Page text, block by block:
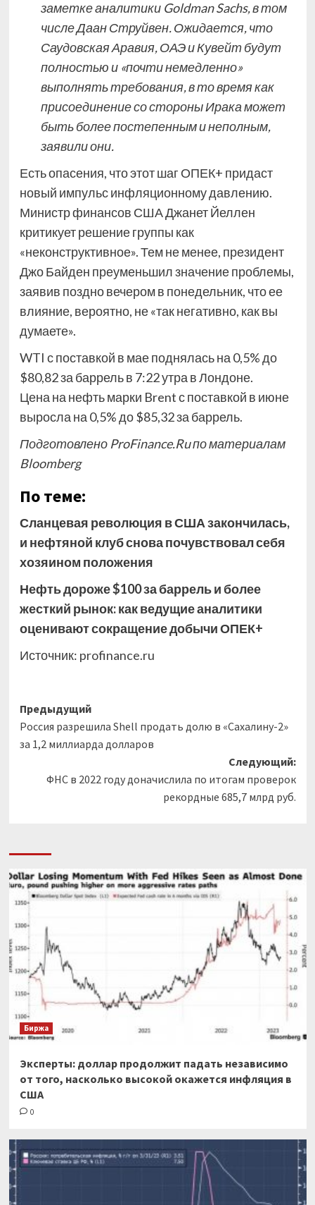
заметке аналитики Goldman Sachs, в том
числе Даан Струйвен. Ожидается, что
Саудовская Аравия, ОАЭ и Кувейт будут
полностью и «почти немедленно»
выполнять требования, в то время как
присоединение со стороны Ирака может
быть более постепенным и неполным,
заявили они.
Есть опасения, что этот шаг ОПЕК+ придаст
новый импульс инфляционному давлению.
Министр финансов США Джанет Йеллен
критикует решение группы как
«неконструктивное». Тем не менее, президент
Джо Байден преуменьшил значение проблемы,
заявив поздно вечером в понедельник, что ее
влияние, вероятно, не «так негативно, как вы
думаете».
WTI с поставкой в ​​мае поднялась на 0,5% до
$80,82 за баррель в 7:22 утра в Лондоне.
Цена на нефть марки Brent с поставкой в ​​июне
выросла на 0,5% до $85,32 за баррель.
Подготовлено ProFinance.Ru по материалам
Bloomberg
По теме:
Сланцевая революция в США закончилась,
и нефтяной клуб снова почувствовал себя
хозяином положения
Нефть дороже $100 за баррель и более
жесткий рынок: как ведущие аналитики
оценивают сокращение добычи ОПЕК+
Источник: profinance.ru
Навигация
записи
Предыдущий
Россия разрешила Shell продать долю в «Сахалину-2»
за 1,2 миллиарда долларов
Следующий:
ФНС в 2022 году доначислила по итогам проверок
рекордные 685,7 млрд руб.
Биржа
Эксперты: доллар продолжит падать независимо
от того, насколько высокой окажется инфляция в
США
0